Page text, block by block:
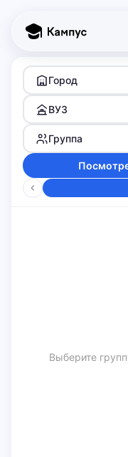
Город
ВУЗ
Группа
Выберите